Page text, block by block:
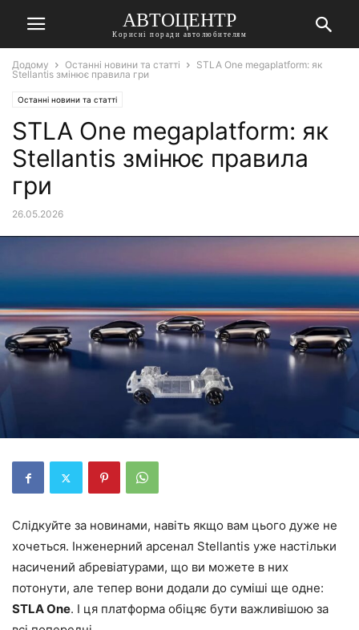
АВТОЦЕНТР
Корисні поради автолюбителям
Додому Останні новини та статті
STLA One megaplatform: як
Stellantis змінює правила гри
Останні новини та статті
STLA One megaplatform: як
Stellantis змінює правила
гри
26.05.2026
Слідкуйте за новинами, навіть якщо вам цього дуже не
хочеться. Інженерний арсенал Stellantis уже настільки
насичений абревіатурами, що ви можете в них
потонути, але тепер вони додали до суміші ще одне:
STLA One. І ця платформа обіцяє бути важливішою за